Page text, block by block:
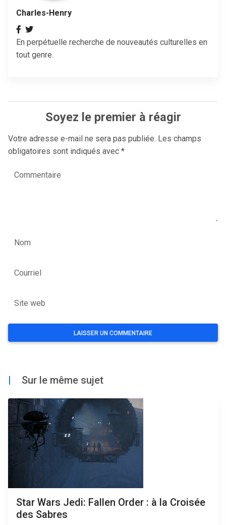
Charles-Henry
En perpétuelle recherche de nouveautés culturelles en
tout genre.
Soyez le premier à réagir
Votre adresse e-mail ne sera pas publiée. Les champs
obligatoires sont indiqués avec *
Commentaire
Nom
Courriel
Site web
| Sur le même sujet
Star Wars Jedi: Fallen Order : à la Croisée
des Sabres